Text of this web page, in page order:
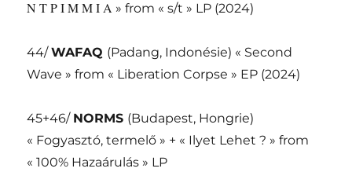
Ν Τ Ρ Ι Μ Μ Ι Α » from « s/t » LP (2024)
44/WAFAQ (Padang, Indonésie) « Second
Wave » from « Liberation Corpse » EP (2024)
45+46/ NORMS (Budapest, Hongrie)
« Fogyasztó, termelő » + « Ilyet Lehet ? » from
« 100% Hazaárulás » LP